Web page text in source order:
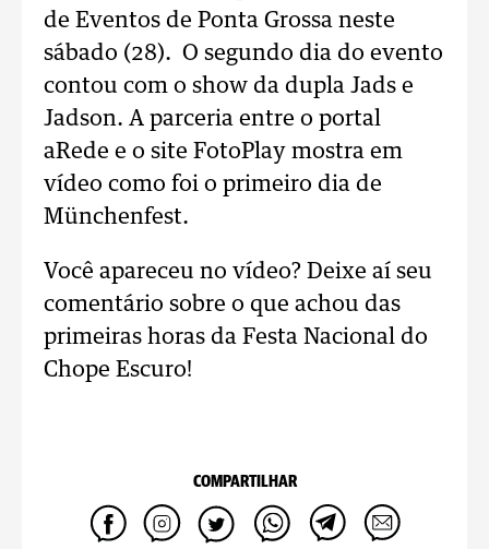
de Eventos de Ponta Grossa neste
sábado (28). O segundo dia do evento
contou com o show da dupla Jads e
Jadson. A parceria entre o portal
aRede e o site FotoPlay mostra em
vídeo como foi o primeiro dia de
Münchenfest.
Você apareceu no vídeo? Deixe aí seu
comentário sobre o que achou das
primeiras horas da Festa Nacional do
Chope Escuro!
COMPARTILHAR